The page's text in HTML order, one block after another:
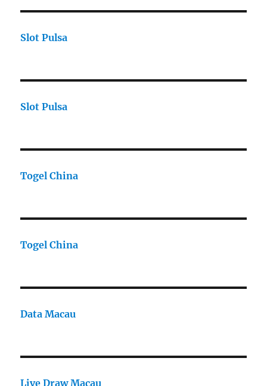
Slot Pulsa
Slot Pulsa
Togel China
Togel China
Data Macau
Live Draw Macau